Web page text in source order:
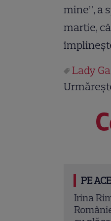
mine”, a
martie,
Lady
PE
Irina